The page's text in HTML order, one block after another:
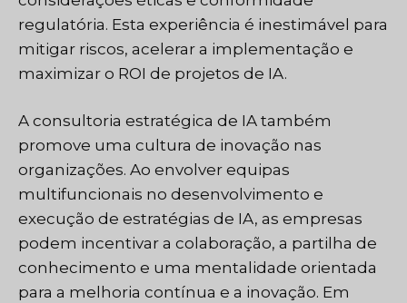
regulatória. Esta experiência é inestimável para
mitigar riscos, acelerar a implementação e
maximizar o ROI de projetos de IA.
A consultoria estratégica de IA também
promove uma cultura de inovação nas
organizações. Ao envolver equipas
multifuncionais no desenvolvimento e
execução de estratégias de IA, as empresas
podem incentivar a colaboração, a partilha de
conhecimento e uma mentalidade orientada
para a melhoria contínua e a inovação. Em